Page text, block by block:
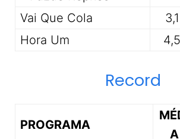
Vai Que Cola 3,1
Hora Um
4,5
Record
PROGRAMA
A